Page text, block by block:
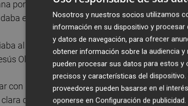
ponía el broche a una excelente jugada por
el pase de gol a la gaditana.
al Real Betis Féminas, que, alcanzado el
Oliva controlaban el tempo del duelo.
con grandes reflejos Cosette un remate de
de las de Francis Díaz hasta el final de
Nosotros y nuestros socios utilizamos
información en su dispositivo y
y datos de navegación, para ofrecer
obtener información sobre la audiencia y
pueden procesar sus datos para estos
precisos y características del
proveedores pueden basarse en el
oponerse en Configuración de publicidad